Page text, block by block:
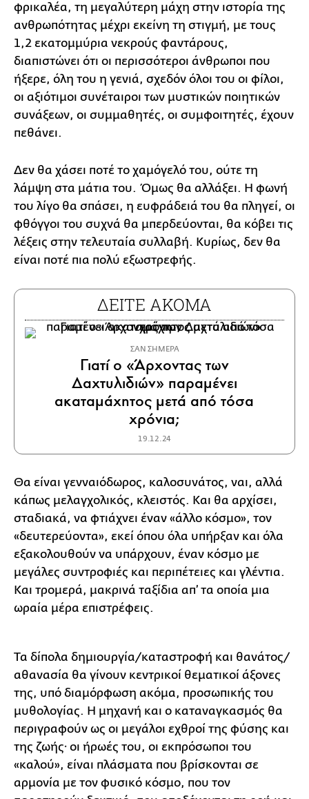
φρικαλέα, τη μεγαλύτερη μάχη στην ιστορία της
ανθρωπότητας μέχρι εκείνη τη στιγμή, με τους
1,2 εκατομμύρια νεκρούς φαντάρους,
διαπιστώνει ότι οι περισσότεροι άνθρωποι που
ήξερε, όλη του η γενιά, σχεδόν όλοι του οι φίλοι,
οι αξιότιμοι συνέταιροι των μυστικών ποιητικών
συνάξεων, οι συμμαθητές, οι συμφοιτητές, έχουν
πεθάνει.
Δεν θα χάσει ποτέ το χαμόγελό του, ούτε τη
λάμψη στα μάτια του. Όμως θα αλλάξει. Η φωνή
του λίγο θα σπάσει, η ευφράδειά του θα πληγεί, οι
φθόγγοι του συχνά θα μπερδεύονται, θα κόβει τις
λέξεις στην τελευταία συλλαβή. Κυρίως, δεν θα
είναι ποτέ πια πολύ εξωστρεφής.
ΔΕΙΤΕ ΑΚΟΜΑ
ΣΑΝ ΣΗΜΕΡΑ
Γιατί ο «Άρχοντας των
Δαχτυλιδιών» παραμένει
ακαταμάχητος μετά από τόσα
χρόνια;
19.12.24
Θα είναι γενναιόδωρος, καλοσυνάτος, ναι, αλλά
κάπως μελαγχολικός, κλειστός. Και θα αρχίσει,
σταδιακά, να φτιάχνει έναν «άλλο κόσμο», τον
«δευτερεύοντα», εκεί όπου όλα υπήρξαν και όλα
εξακολουθούν να υπάρχουν, έναν κόσμο με
μεγάλες συντροφιές και περιπέτειες και γλέντια.
Και τρομερά, μακρινά ταξίδια απ’ τα οποία μια
ωραία μέρα επιστρέφεις.
Τα δίπολα δημιουργία/καταστροφή και θανάτος/
αθανασία θα γίνουν κεντρικοί θεματικοί άξονες
της, υπό διαμόρφωση ακόμα, προσωπικής του
μυθολογίας. Η μηχανή και ο καταναγκασμός θα
περιγραφούν ως οι μεγάλοι εχθροί της φύσης και
της ζωής· οι ήρωές του, οι εκπρόσωποι του
«καλού», είναι πλάσματα που βρίσκονται σε
αρμονία με τον φυσικό κόσμο, που τον